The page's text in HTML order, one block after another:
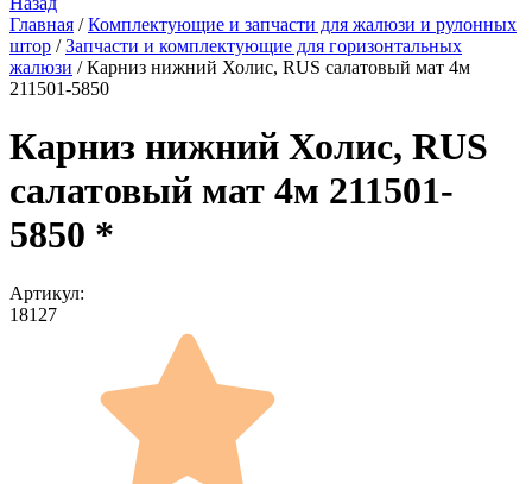
Главная / Комплектующие и запчасти для жалюзи и рулонных
штор / Запчасти и комплектующие для горизонтальных
жалюзи / Карниз нижний Холис, RUS салатовый мат 4м
211501-5850
Карниз нижний Холис, RUS
салатовый мат 4м 211501-
5850 *
Артикул:
18127